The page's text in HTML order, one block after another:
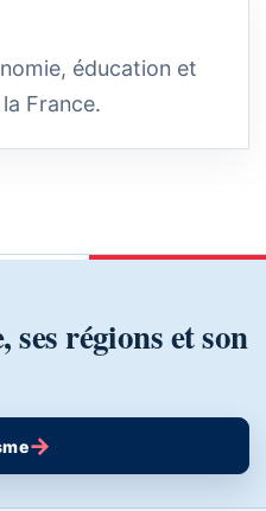
éducation et
France.
régions et son
→